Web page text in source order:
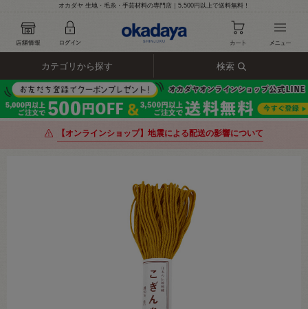
オカダヤ 生地・毛糸・手芸材料の専門店｜5,500円以上で送料無料！
カテゴリから探す 検索
【オンラインショップ】地震による配送の影響について